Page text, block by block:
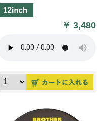
￥3,480